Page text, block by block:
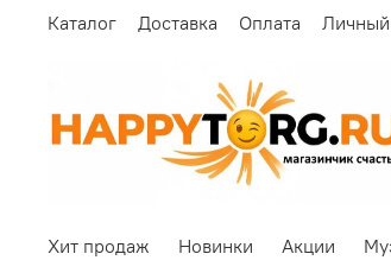
Каталог Доставка Оплата
Хит продаж Новинки Акции